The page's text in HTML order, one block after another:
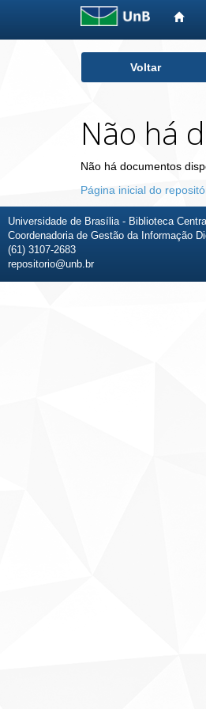
Voltar
Não há
Não há documentos
Página inicial do
Universidade de Brasília - Biblioteca
Coordenadoria de Gestão da Informação
(61) 3107-2683
repositorio@unb.br